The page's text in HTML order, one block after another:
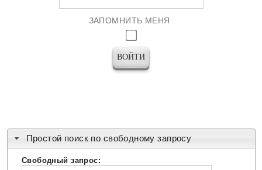
ЗАПОМНИТЬ МЕНЯ
Простой поиск по свободному запросу
Свободный запрос: